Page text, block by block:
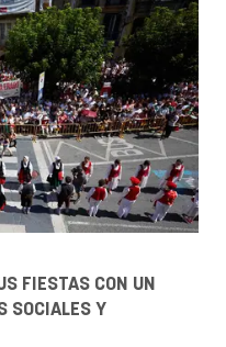
FIESTAS CON UN
SOCIALES Y